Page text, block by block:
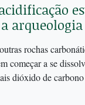
rochas
começar a se
dióxido de carbono